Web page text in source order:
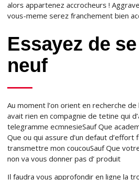
alors appartenez accrocheurs !
vous-meme serez franchement bien
Essayez de
neuf
Au moment l’on orient en recherche de
avait rien en compagnie de tetine qui
telegramme ecmnesieSauf Que
Que ou qui assure d’un defaut d’effort
transmettre mon coucouSauf Que
non va vous donner pas d’ produit
Il faudra vous approfondir en ligne la